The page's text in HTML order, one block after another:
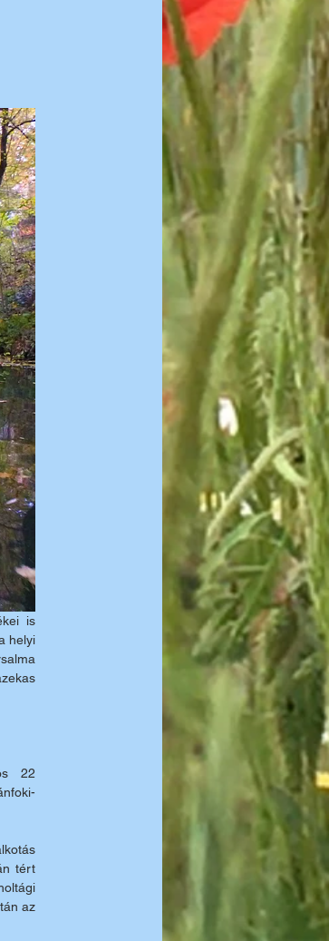
is
helyi
22
tért
az